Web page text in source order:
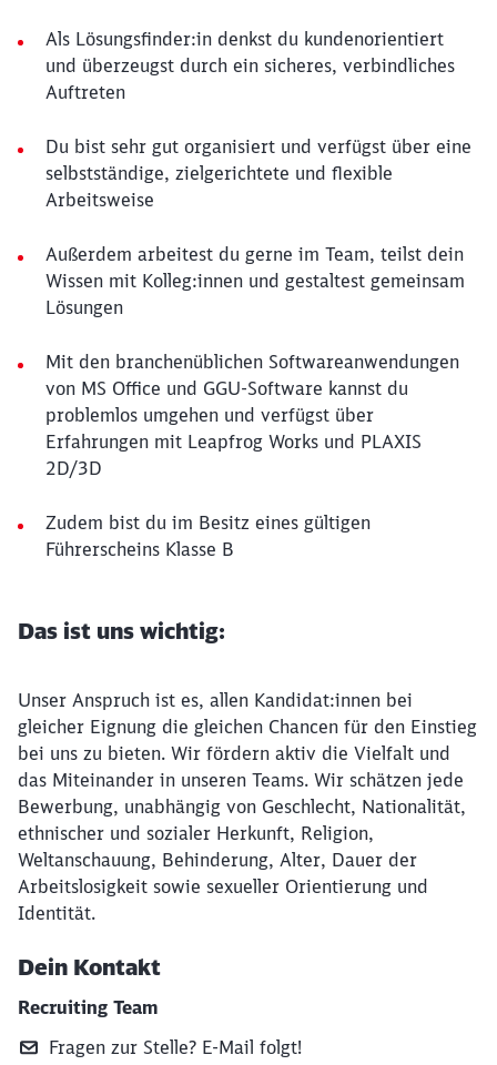
Als Lösungsfinder:in denkst du kundenorientiert
und überzeugst durch ein sicheres, verbindliches
Auftreten
Du bist sehr gut organisiert und verfügst über eine
selbstständige, zielgerichtete und flexible
Arbeitsweise
Außerdem arbeitest du gerne im Team, teilst dein
Wissen mit Kolleg:innen und gestaltest gemeinsam
Lösungen
Mit den branchenüblichen Softwareanwendungen
von MS Office und GGU-Software kannst du
problemlos umgehen und verfügst über
Erfahrungen mit Leapfrog Works und PLAXIS
2D/3D
Zudem bist du im Besitz eines gültigen
Führerscheins Klasse B
Das ist uns wichtig:
Unser Anspruch ist es, allen Kandidat:innen bei
gleicher Eignung die gleichen Chancen für den Einstieg
bei uns zu bieten. Wir fördern aktiv die Vielfalt und
das Miteinander in unseren Teams. Wir schätzen jede
Bewerbung, unabhängig von Geschlecht, Nationalität,
ethnischer und sozialer Herkunft, Religion,
Weltanschauung, Behinderung, Alter, Dauer der
Arbeitslosigkeit sowie sexueller Orientierung und
Identität.
Dein Kontakt
Recruiting Team
Fragen zur Stelle? E‑Mail folgt!